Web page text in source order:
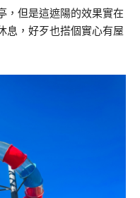
，但是這遮陽的效果實在
息，好歹也搭個實心有屋